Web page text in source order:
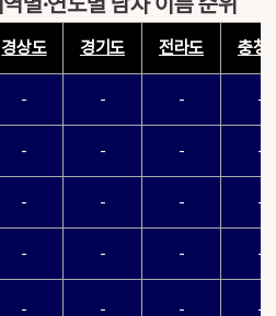
경상도 경기도 전라도 충청
- - - -
- - - -
- - - -
- - - -
- - - -